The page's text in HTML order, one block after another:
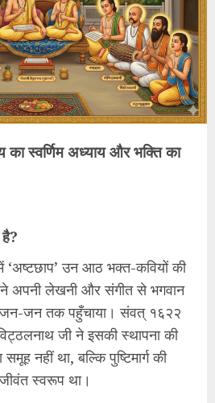
का स्वर्णिम अध्याय और भक्ति का
है?
‘अष्टछाप’ उन आठ भक्त-कवियों की
अपनी लेखनी और संगीत से भगवान
जन तक पहुँचाया। संवत् १६२२
जी ने इसकी स्थापना की
नहीं था, बल्कि पुष्टिमार्ग की
जीवंत स्वरूप था।